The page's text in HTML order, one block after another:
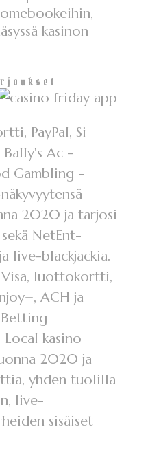
kasinon
PayPal, Si
Bally's Ac -
Gambling -
2020 ja tarjosi
NetEnt-
live-blackjackia.
luottokortti,
ACH ja
Local kasino
2020 ja
yhden tuolilla
live-
sisäiset